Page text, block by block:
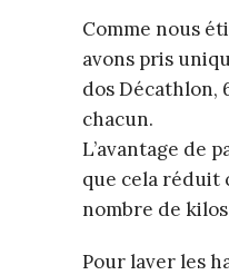
Comme nous
avons pris
dos Décathlon,
chacun.
L’avantage de
que cela réduit
nombre de
Pour laver les